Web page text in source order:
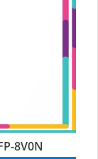
8V0N